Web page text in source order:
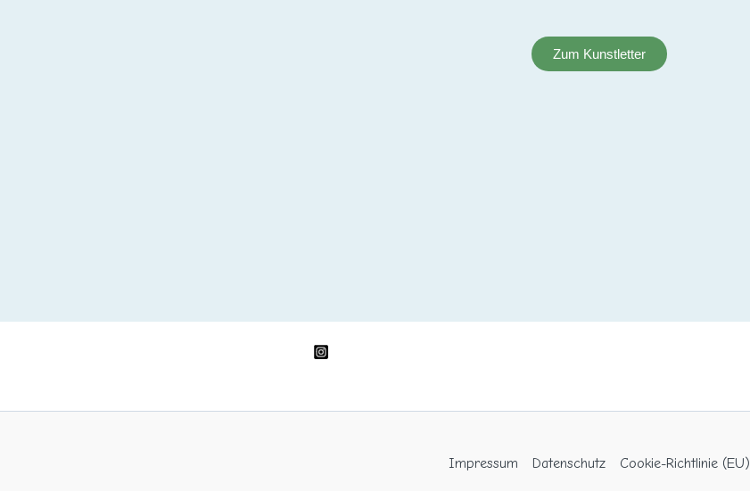
Zum Kunstletter
Impressum Datenschutz Cookie-Richtlinie (EU)